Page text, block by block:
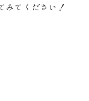
みてください！